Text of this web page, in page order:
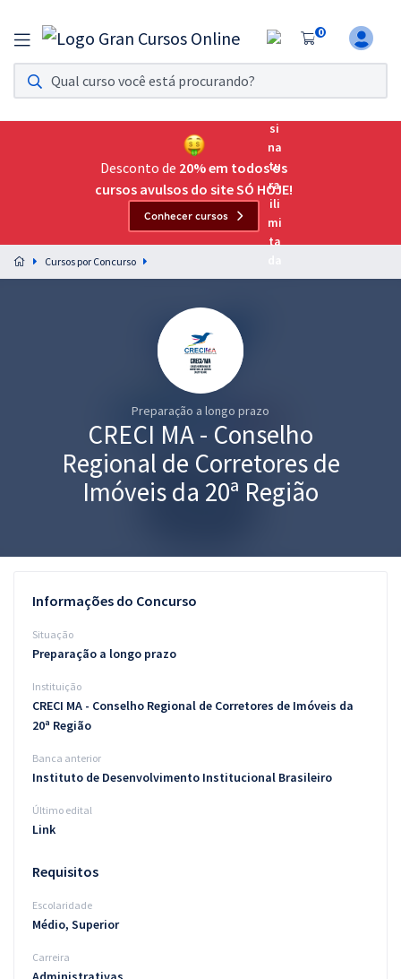
0
Assinatura Ilimitada 11
Acesso a todos os cursos. Teste grátis por 7 dias!
Assinatura OAB Até Passar
Acesso ilimitado a toda preparação para o Exame da
Preparação completa e intensiva para as principais
residências em saúde do Brasil
Graduação
Blog
Aprovados
Desconto de 20% em todos os
cursos avulsos do site SÓ HOJE!
Conhecer cursos
Cursos por Concurso
Preparação a longo prazo
CRECI MA - Conselho
Regional de Corretores de
Imóveis da 20ª Região
Informações do Concurso
Situação
Preparação a longo prazo
Instituição
CRECI MA - Conselho Regional de Corretores de Imóveis da
20ª Região
Banca anterior
Instituto de Desenvolvimento Institucional Brasileiro
Último edital
Link
Requisitos
Escolaridade
Médio, Superior
Carreira